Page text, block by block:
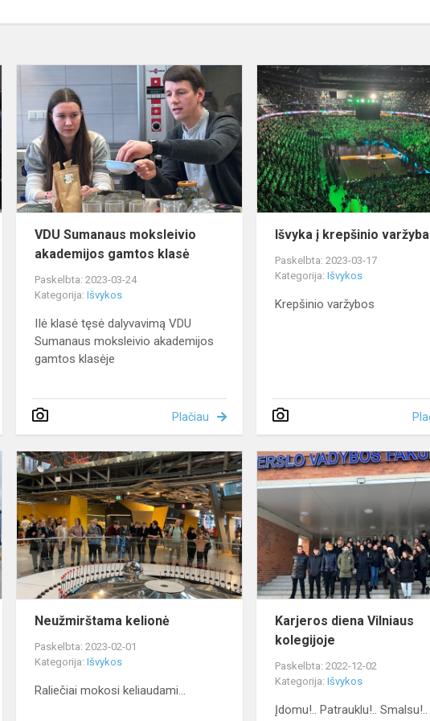
Išvyka
į
Panevėžio
STEAM
centrą
VDU
Sumanaus
moksleivio
akademijos
gamtos
klasė
VDU Sumanaus moksleivio
akademijos gamtos klasė
Paskelbta: 2023-03-24
Kategorija:Išvykos
IIė klasė tęsė dalyvavimą VDU
Sumanaus moksleivio akademijos
gamtos klasėje
Plačiau
Išvyka į krepšinio
Paskelbta: 2023-03-17
Kategorija:Išvykos
Krepšinio varžybos
Išvyka
knygų
mugę
Neužmirštama
kelionė
Neužmirštama kelionė
Paskelbta: 2023-02-01
Kategorija:Išvykos
Raliečiai mokosi keliaudami...
Karjeros diena Vilniaus
kolegijoje
Paskelbta: 2022-12-02
Kategorija:Išvykos
Įdomu!.. Patrauklu!.. Smalsu!..